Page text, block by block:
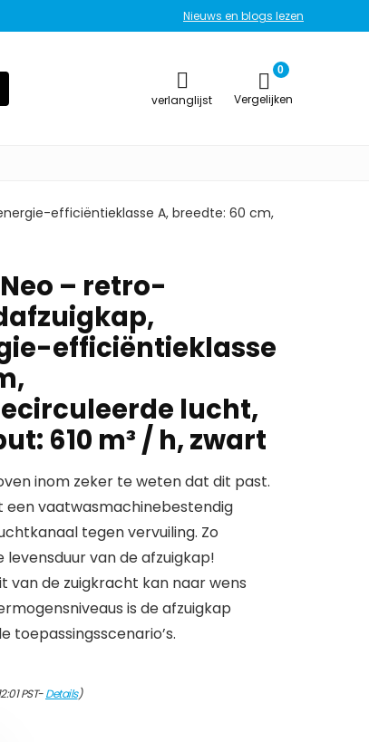
Nieuws en blogs lezen
verlanglijst
0
Vergelijken
efficiëntieklasse A, breedte: 60 cm,
– retro-
efficiëntieklasse
lucht,
610 m³ / h, zwart
inom zeker te weten dat dit past.
een vaatwasmachinebestendig
tegen vervuiling. Zo
van de afzuigkap!
van de zuigkracht kan naar wens
is de afzuigkap
toepassingsscenario’s.
PST-Details)